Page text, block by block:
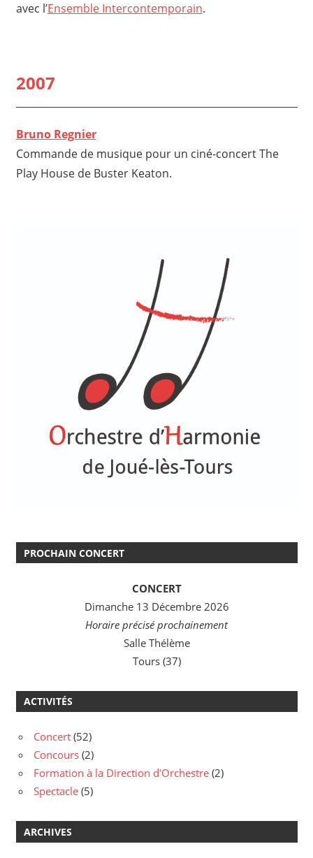
avec l’Ensemble Intercontemporain.
2007
Bruno Regnier
Commande de musique pour un ciné-concert The
Play House de Buster Keaton.
PROCHAIN CONCERT
CONCERT
Dimanche 13 Décembre 2026
Horaire précisé prochainement
Salle Thélème
Tours (37)
ACTIVITÉS
Concert (52)
Concours (2)
Formation à la Direction d'Orchestre (2)
Spectacle (5)
ARCHIVES